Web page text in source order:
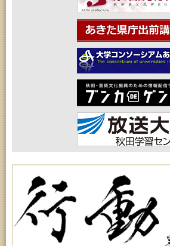
2026年08月17日 (秋田市)
家庭教育「わくわく家族講座」
2026年08月18日 (秋田市)
乳幼児教育「ペンギン幼児学級
2026年08月18日 (秋田市)
高齢者教育「泉地区高齢者学級
2026年08月18日 (秋田市)
高齢者教育「秋田おもと高齢者
2026年08月18日 (秋田市)
乳幼児・青少年教育「おはなし
2026年08月18日 (秋田市)
女性教育「保戸野女性学級」
2026年08月19日 (秋田市)
高齢者教育「北部高齢者大学」
2026年08月19日 (秋田市)
成人教育「市民大学講座『佐竹
見る秋田藩と佐竹氏』」
2026年08月19日 (秋田市)
高齢者教育「川尻地区高齢者学
2026年08月19日 (秋田市)
女性教育「ひろば女性学級」
2026年08月20日 (秋田市)
成人教育「夏の暑さに負けない